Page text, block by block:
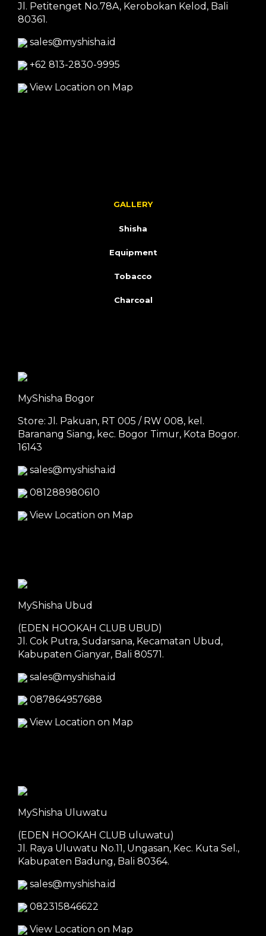
Jl. Petitenget No.78A, Kerobokan Kelod, Bali
80361.
sales@myshisha.id
+62 813-2830-9995
View Location on Map
GALLERY
Shisha
Equipment
Tobacco
Charcoal
MyShisha Bogor
Store: Jl. Pakuan, RT 005 / RW 008, kel.
Baranang Siang, kec. Bogor Timur, Kota Bogor.
16143
sales@myshisha.id
081288980610
View Location on Map
MyShisha Ubud
(EDEN HOOKAH CLUB UBUD)
Jl. Cok Putra, Sudarsana, Kecamatan Ubud,
Kabupaten Gianyar, Bali 80571.
sales@myshisha.id
087864957688
View Location on Map
MyShisha Uluwatu
(EDEN HOOKAH CLUB uluwatu)
Jl. Raya Uluwatu No.11, Ungasan, Kec. Kuta Sel.,
Kabupaten Badung, Bali 80364.
sales@myshisha.id
082315846622
View Location on Map